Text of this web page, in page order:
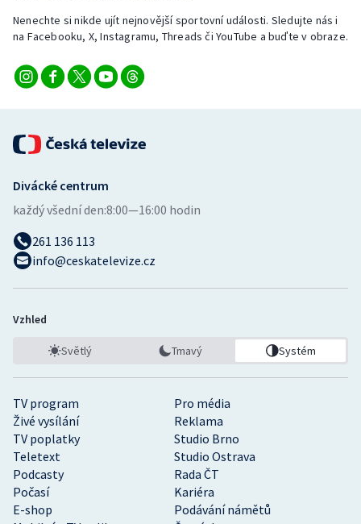
Nenechte si nikde ujít nejnovější sportovní události. Sledujte nás i
na Facebooku, X, Instagramu, Threads či YouTube a buďte v obraze.
TV program
Pro média
Živé vysílání
Reklama
TV poplatky
Studio Brno
Teletext
Studio Ostrava
Podcasty
Rada ČT
Počasí
Kariéra
E-shop
Podávání námětů
Divácké centrum
každý všední den:8:00—16:00 hodin
261 136 113
info@ceskatelevize.cz
Vzhled
Světlý Tmavý Systém